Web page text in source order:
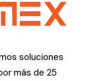
soluciones
más de 25